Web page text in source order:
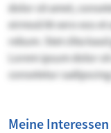
dolor sit amet,
eirmod At vero eos
rebum. Stet clita
Lorem ipsum dolor
consetetur sadipscing
Meine